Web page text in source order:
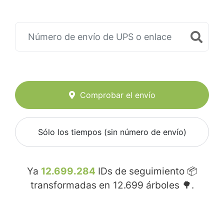
Comprobar el envío
Sólo los tiempos (sin número de envío)
Ya 12.699.284 IDs de seguimiento 📦
transformadas en 12.699 árboles 🌳.